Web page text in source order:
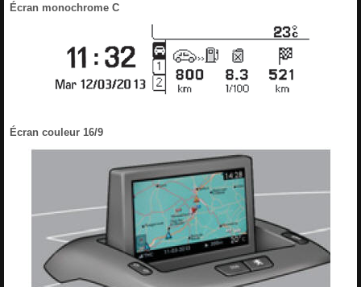
Écran monochrome C
Écran couleur 16/9